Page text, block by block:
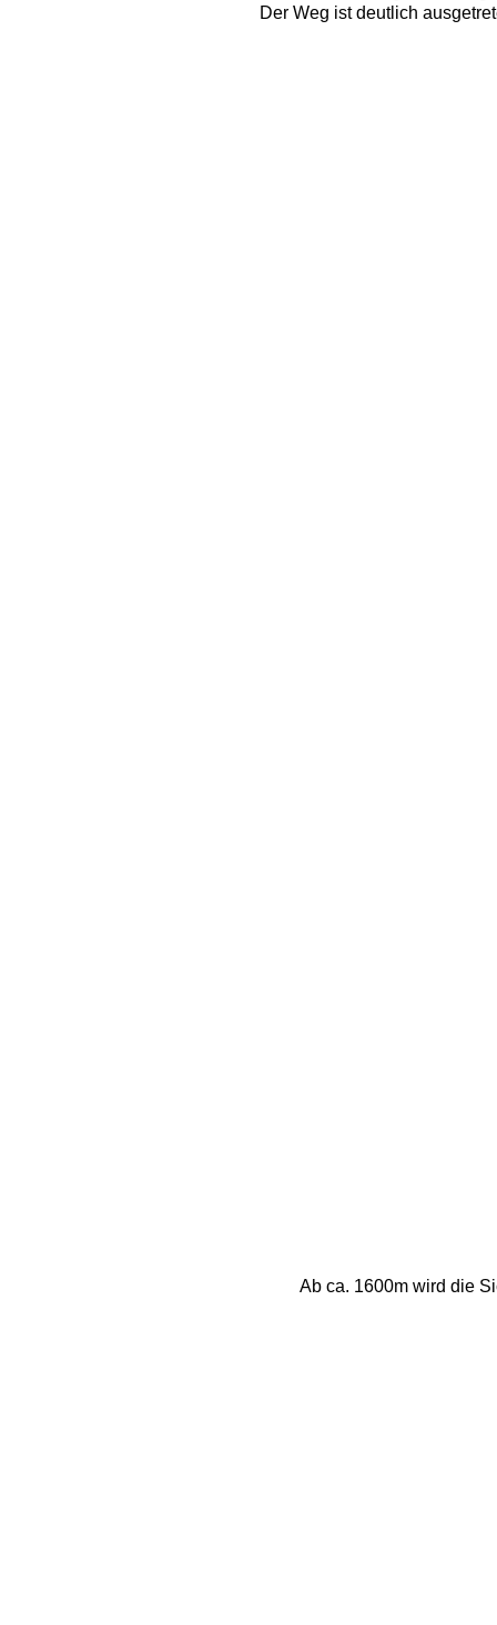
Der Weg ist deutlich
Ab ca. 1600m wird die